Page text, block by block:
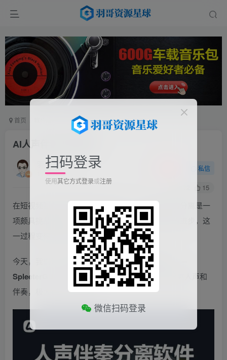
首页 AI工具箱 正文
AI人声伴奏分离神器
羽哥
11个月前更新
私信
15
在短视频制作和音频编辑的过程中，人声和伴奏的分离是一
项颇具挑战性的任务。然而，随着人工智能技术的进步，这
一过程变得更加简单和高效。
今天，我们为大家推荐一款AI人声伴奏分离软件——
SpleeterGUI
，它利用先进的AI技术，实现一键分离人声和
伴奏，极大提升工作效率。
扫码登录
使用其它方式登录或注册
微信扫码登录